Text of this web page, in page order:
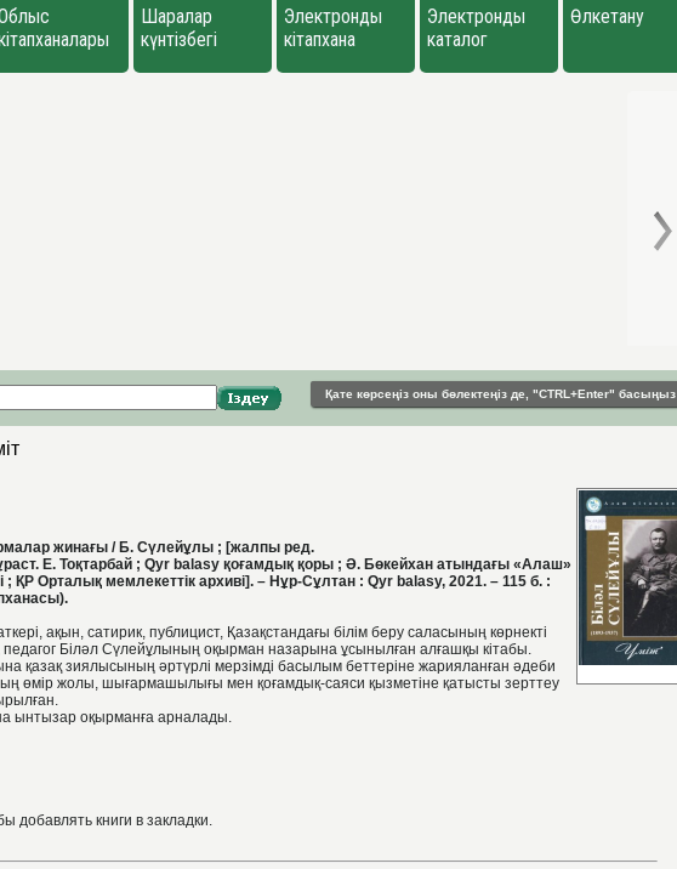
Шаралар
күнтізбегі
Электронды
кітапхана
Электронды
каталог
Өлкетану
Қате көрсеңіз оны бөлектеңіз де, "CTRL+Enter" басыңыз
жинағы / Б. Сүлейұлы ; [жалпы ред.
Е. Тоқтарбай ; Qyr balasy қоғамдық қоры ; Ә. Бөкейхан атындағы «Алаш»
ҚР Орталық мемлекеттік архиві]. – Нұр-Сұлтан : Qyr balasy, 2021. – 115 б. :
ақын, сатирик, публицист, Қазақстандағы білім беру саласының көрнекті
Біләл Сүлейұлының оқырман назарына ұсынылған алғашқы кітабы.
қазақ зиялысының әртүрлі мерзімді басылым беттеріне жарияланған әдеби
өмір жолы, шығармашылығы мен қоғамдық-саяси қызметіне қатысты зерттеу
ынтызар оқырманға арналады.
добавлять книги в закладки.